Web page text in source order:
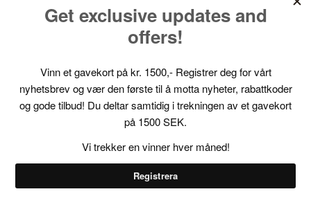
PriceMatch